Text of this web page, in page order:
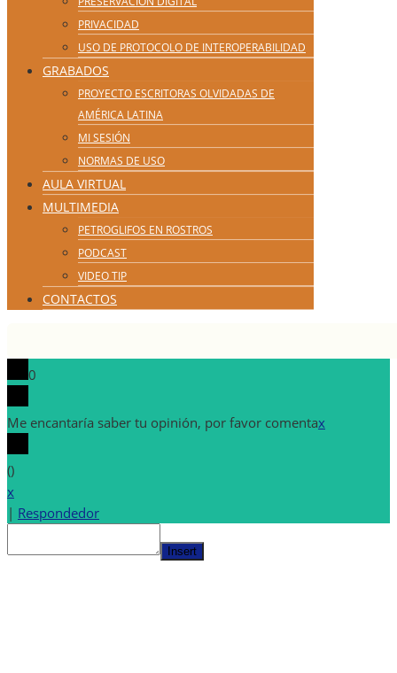
PRIVACIDAD
USO DE PROTOCOLO DE INTEROPERABILIDAD
GRABADOS
PROYECTO ESCRITORAS OLVIDADAS DE
AMÉRICA LATINA
MI SESIÓN
NORMAS DE USO
AULA VIRTUAL
MULTIMEDIA
PETROGLIFOS EN ROSTROS
PODCAST
VIDEO TIP
CONTACTOS
0
Me encantaría saber tu opinión, por favor comentax
()
x
| Respondedor
Insert